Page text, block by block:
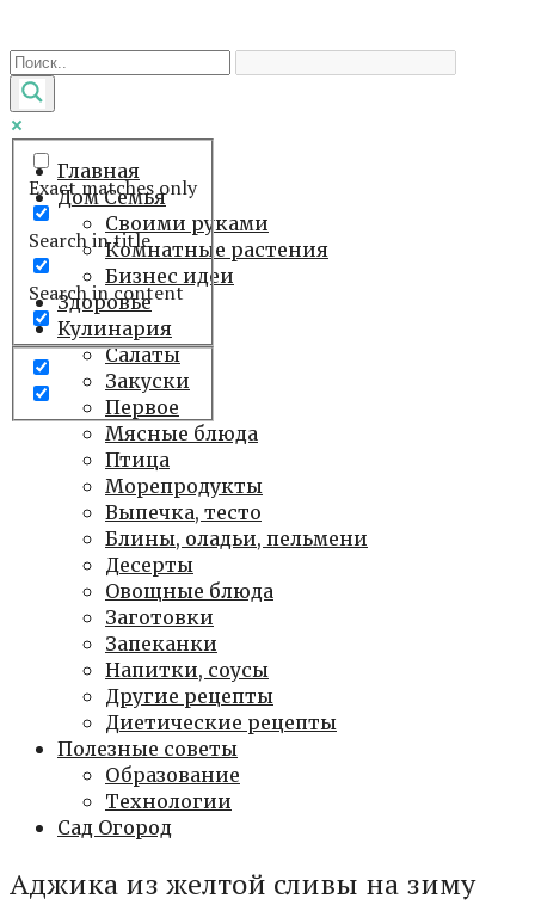
к
контенту
Exact matches only
Search in title
Search in content
Главная
Дом Семья
Своими руками
Комнатные растения
Бизнес идеи
Здоровье
Кулинария
Салаты
Закуски
Первое
Мясные блюда
Птица
Морепродукты
Выпечка, тесто
Блины, оладьи, пельмени
Десерты
Овощные блюда
Заготовки
Запеканки
Напитки, соусы
Другие рецепты
Диетические рецепты
Полезные советы
Образование
Технологии
Сад Огород
Аджика из желтой сливы на зиму